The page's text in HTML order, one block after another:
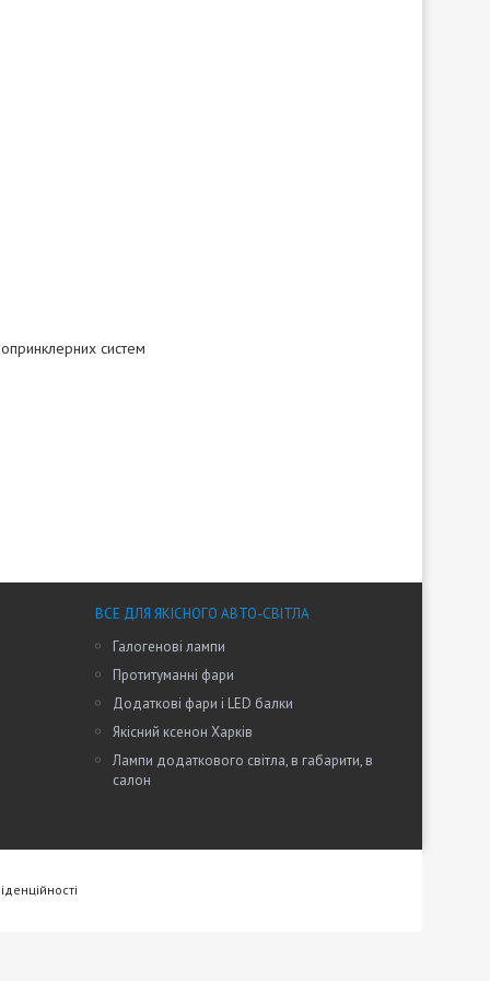
систем
ВСЕ ДЛЯ ЯКІСНОГО АВТО-СВІТЛА
Галогенові лампи
Протитуманні фари
Додаткові фари і LED балки
Якісний ксенон Харків
Лампи додаткового світла, в габарити, в
салон